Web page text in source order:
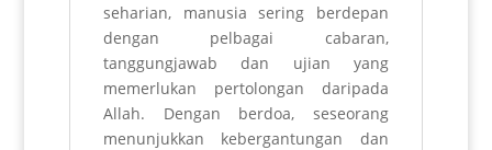
seharian, manusia sering berdepan
dengan pelbagai cabaran,
tanggungjawab dan ujian yang
memerlukan pertolongan daripada
Allah. Dengan berdoa, seseorang
menunjukkan kebergantungan dan